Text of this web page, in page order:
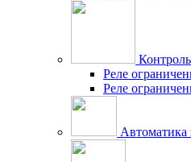
Реле
Реле
Автоматика